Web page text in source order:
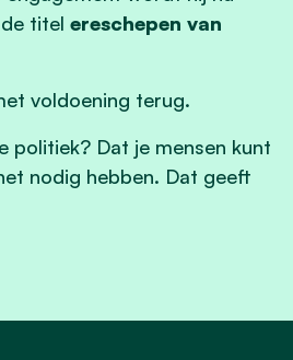
titel ereschepen van
voldoening terug.
politiek? Dat je mensen kunt
nodig hebben. Dat geeft